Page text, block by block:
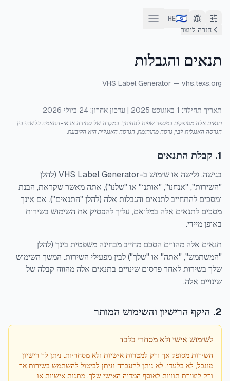
🇮🇱
HE
חזרה ליוצר
תנאים והגבלות
VHS Label Generator — vhs.texs.org
תאריך תחילה: 1 באוגוסט 2025 | עדכון אחרון: 24 ביולי 2026
תנאים אלה מסופקים במספר שפות לנוחותך. במקרה של סתירה או אי-התאמה כלשהי בין
הגרסה האנגלית לבין גרסה מתורגמת, הגרסה האנגלית היא הקובעת.
1. קבלת התנאים
בגישה, גלישה או שימוש ב-VHS Label Generator (להלן
"השירות", "אנחנו", "אותנו" או "שלנו"), אתה מאשר שקראת, הבנת
ומסכים להתחייב לתנאים והגבלות אלה (להלן "התנאים"). אם אינך
מסכים לתנאים אלה במלואם, עליך להפסיק את השימוש בשירות
באופן מיידי.
תנאים אלה מהווים הסכם מחייב מבחינה משפטית בינך (להלן
"המשתמש", "אתה" או "שלך") לבין מפעילי השירות. המשך השימוש
שלך בשירות לאחר פרסום שינויים בתנאים אלה מהווה קבלה של
שינויים אלה.
2. היקף הרישיון והשימוש המותר
לשימוש אישי ולא מסחרי בלבד
השירות מסופק אך ורק למטרות אישיות ולא מסחריות. ניתן לך רישיון
מוגבל, לא בלעדי, לא ניתן להעברה וניתן לביטול להשתמש בשירות אך
ורק ליצירת תוויות לאוסף המדיה האישי שלך, מתנות אישיות או